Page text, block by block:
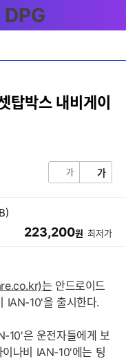
탑박스 내비게이
가 가
223,200원 최저가
는 안드로이드
IAN-10'을 출시한다.
10'은 운전자들에게 보
나비 IAN-10'에는 팅